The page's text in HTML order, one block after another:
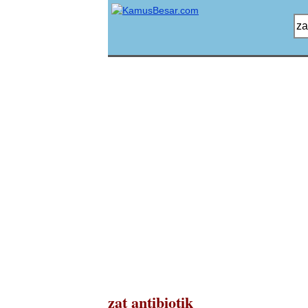
zat antibiotik